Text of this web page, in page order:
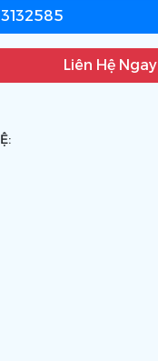
Liên Hệ Ngay